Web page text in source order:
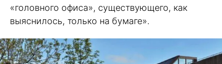
«головного офиса», существующего, как
выяснилось, только на бумаге».